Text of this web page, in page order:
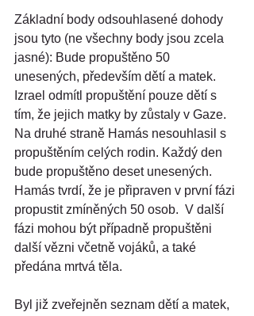
Základní body odsouhlasené dohody
jsou tyto (ne všechny body jsou zcela
jasné): Bude propuštěno 50
unesených, především dětí a matek.
Izrael odmítl propuštění pouze dětí s
tím, že jejich matky by zůstaly v Gaze.
Na druhé straně Hamás nesouhlasil s
propuštěním celých rodin. Každý den
bude propuštěno deset unesených.
Hamás tvrdí, že je připraven v první fázi
propustit zmíněných 50 osob.  V další
fázi mohou být případně propuštěni
další vězni včetně vojáků, a také
předána mrtvá těla.
Byl již zveřejněn seznam dětí a matek,